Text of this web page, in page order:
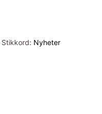
Stikkord: Nyheter